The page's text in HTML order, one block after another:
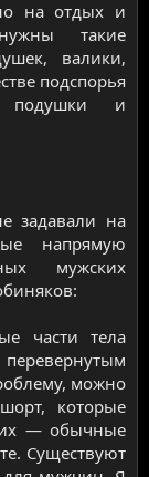
на отдых и
такие
валики,
подспорья
подушки и
задавали на
напрямую
мужских
части тела
можно
которые
— обычные
Существуют